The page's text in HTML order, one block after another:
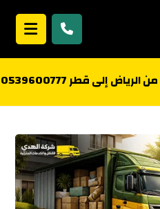
إلى قطر 0539600777